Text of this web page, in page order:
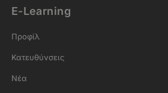
E-Learning
Προφίλ
Κατευθύνσεις
Νέα